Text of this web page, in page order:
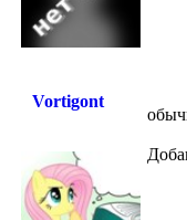
Vortigont